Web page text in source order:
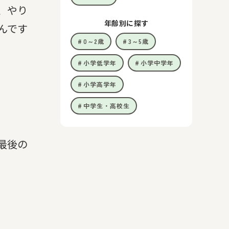
やり
です
後の
年齢別に探す
0～2歳 3～5歳
小学低学年 小学中学年
小学高学年
中学生・高校生